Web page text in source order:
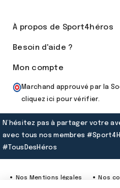
À propos de Sport4héros
Besoin d'aide ?
Mon compte
Marchand approuvé par la
cliquez ici pour vérifier.
N’hésitez pas à partager votre
avec tous nos membres
#TousDesHéros
Nos Mentions légales Nos